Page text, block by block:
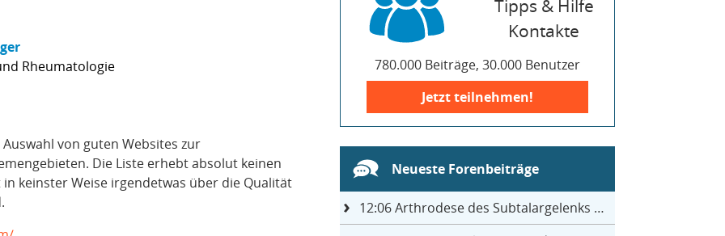
Rheumatologie
von guten Websites zur
Die Liste erhebt absolut keinen
keinster Weise irgendetwas über die Qualität
Tipps & Hilfe
Kontakte
780.000 Beiträge, 30.000 Benutzer
Jetzt teilnehmen!
Neueste Forenbeiträge
12:06Arthrodese des Subtalargelenks mit 27